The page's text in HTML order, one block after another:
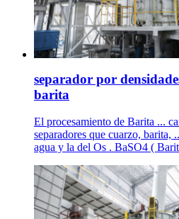
separador por
barita
El procesamiento de Barita ...
separadores que cuarzo, barita,
agua y la del Os . BaSO4 (